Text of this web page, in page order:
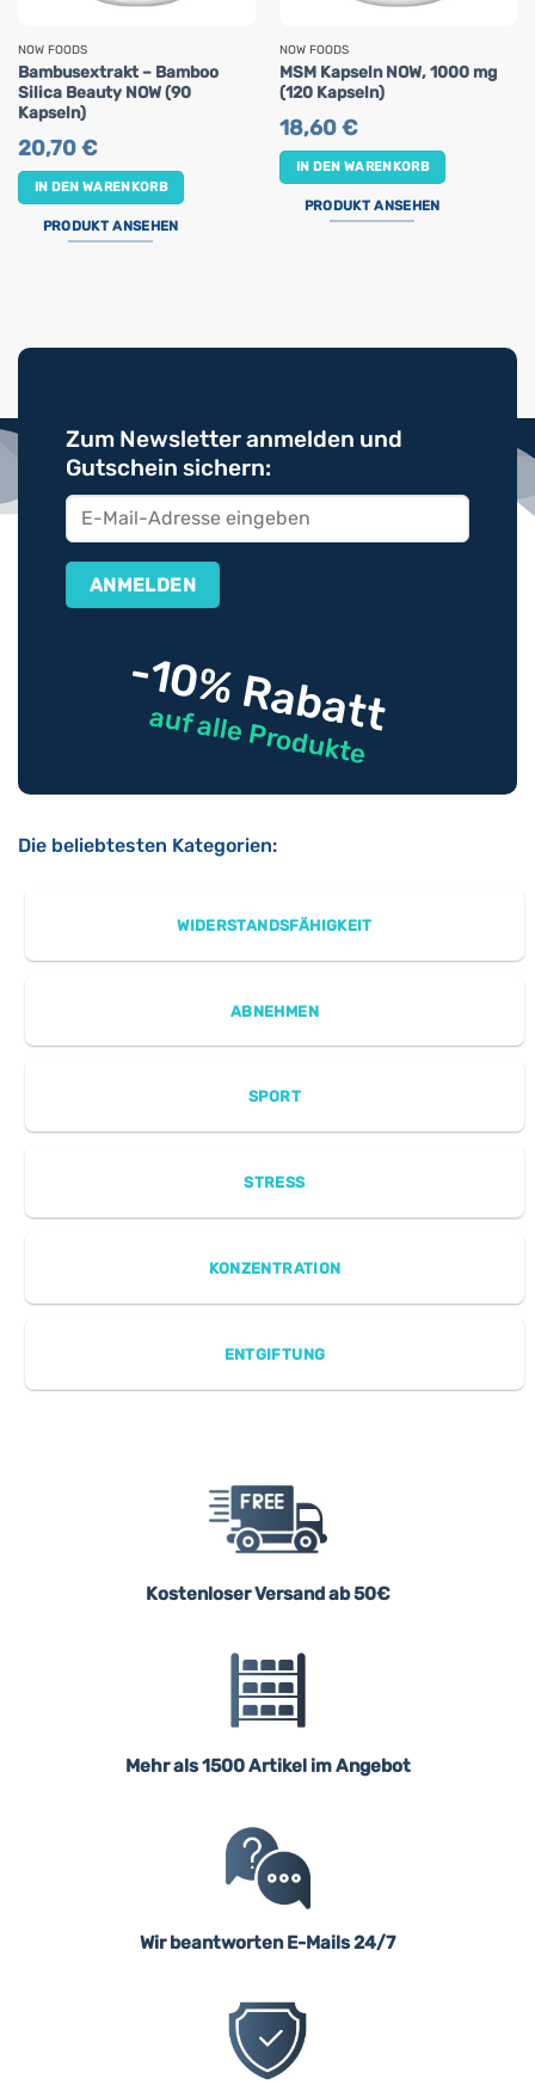
NOW FOODS
Bambusextrakt – Bamboo
Silica Beauty NOW (90
Kapseln)
20,70€
IN DEN WARENKORB
PRODUKT ANSEHEN
NOW FOODS
MSM Kapseln NOW, 1000 mg
(120 Kapseln)
18,60€
IN DEN WARENKORB
PRODUKT ANSEHEN
Zum Newsletter anmelden und
Gutschein sichern:
-10% Rabatt
auf alle Produkte
Die beliebtesten Kategorien:
WIDERSTANDSFÄHIGKEIT
ABNEHMEN
SPORT
STRESS
KONZENTRATION
ENTGIFTUNG
Kostenloser Versand ab 50€
Mehr als 1500 Artikel im Angebot
Wir beantworten E-Mails 24/7